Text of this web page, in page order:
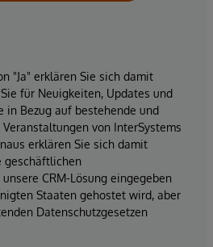
"Ja" erklären Sie sich damit
für Neuigkeiten, Updates und
in Bezug auf bestehende und
von InterSystems
erklären Sie sich damit
geschäftlichen
CRM-Lösung eingegeben
Staaten gehostet wird, aber
Datenschutzgesetzen